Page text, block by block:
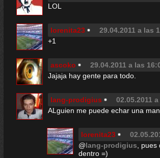
LOL
lorenita23 29.04.2011 a las
+1
ascoko 29.04.2011 a las
Jajaja hay gente para todo.
lang-prodigius 02.05.2011
ALguien me puede echar una
lorenita23
@lang-prodigius ,
dentro =)